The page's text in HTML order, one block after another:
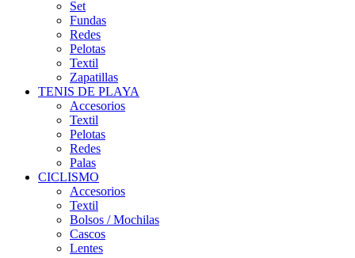
Set
Fundas
Redes
Pelotas
Textil
Zapatillas
TENIS DE PLAYA
Accesorios
Textil
Pelotas
Redes
Palas
CICLISMO
Accesorios
Textil
Bolsos / Mochilas
Cascos
Lentes